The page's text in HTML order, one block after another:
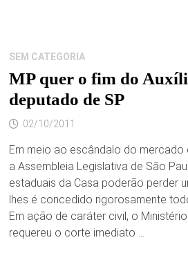
SEGUNDA-
FEIRA,
03
DE
OUTUBRO,
NO
CAMPUS
DA
UFMA
SEM CATEGORIA
MP quer o fim do
deputado de SP
02/10/2011
Em meio ao escândalo do mercado
a Assembleia Legislativa de São
estaduais da Casa poderão perder
lhes é concedido rigorosamente
Em ação de caráter civil, o
requereu o corte imediato …